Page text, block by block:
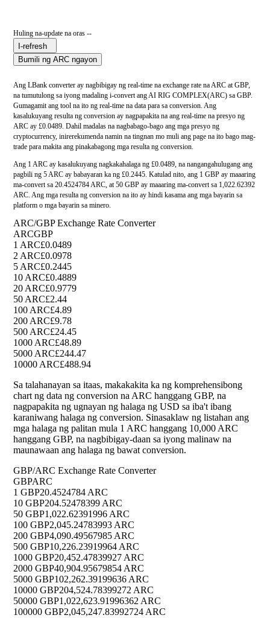
Huling na-update na oras --
I-refresh
Bumili ng ARC ngayon
Ang LBank converter ay nagbibigay ng real-time na exchange rate na ARC at GBP,
na tumutulong sa iyong madaling i-convert ang AI RIG COMPLEX(ARC) sa GBP.
Gumagamit ang tool na ito ng real-time na data para sa conversion. Ang
kasalukuyang resulta ng conversion ay nagpapakita na ang real-time na presyo ng
ARC ay £0.0489. Dahil madalas na nagbabago-bago ang mga presyo ng
cryptocurrency, inirerekumenda namin na tingnan mo muli ang page na ito bago mag-
trade para makita ang pinakabagong mga resulta ng conversion.
Ang 1 ARC ay kasalukuyang nagkakahalaga ng £0.0489, na nangangahulugang ang
pagbili ng 5 ARC ay babayaran ka ng £0.2445. Katulad nito, ang 1 GBP ay maaaring
ma-convert sa 20.4524784 ARC, at 50 GBP ay maaaring ma-convert sa 1,022.62392
ARC. Ang mga resulta ng conversion na ito ay hindi kasama ang mga bayarin sa
platform o mga bayarin sa minero.
ARC/GBP Exchange Rate Converter
ARCGBP
1 ARC£0.0489
2 ARC£0.0978
5 ARC£0.2445
10 ARC£0.4889
20 ARC£0.9779
50 ARC£2.44
100 ARC£4.89
200 ARC£9.78
500 ARC£24.45
1000 ARC£48.89
5000 ARC£244.47
10000 ARC£488.94
Sa talahanayan sa itaas, makakakita ka ng komprehensibong
chart ng data ng conversion na ARC hanggang GBP, na
nagpapakita ng ugnayan ng halaga ng USD sa iba't ibang
karaniwang halaga ng conversion. Sinasaklaw ng listahan ang
mga halaga ng palitan mula 1 ARC hanggang 10,000 ARC
hanggang GBP, na nagbibigay-daan sa iyong malinaw na
maunawaan ang halaga ng bawat conversion.
GBP/ARC Exchange Rate Converter
GBPARC
1 GBP20.4524784 ARC
10 GBP204.52478399 ARC
50 GBP1,022.62391996 ARC
100 GBP2,045.24783993 ARC
200 GBP4,090.49567985 ARC
500 GBP10,226.23919964 ARC
1000 GBP20,452.47839927 ARC
2000 GBP40,904.95679854 ARC
5000 GBP102,262.39199636 ARC
10000 GBP204,524.78399272 ARC
50000 GBP1,022,623.91996362 ARC
100000 GBP2,045,247.83992724 ARC